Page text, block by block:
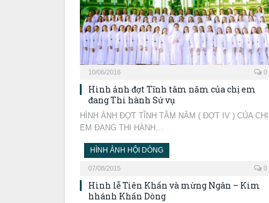
10/06/2016 0
Hình ảnh đợt Tĩnh tâm năm của chị em
đang Thi hành Sứ vụ
HÌNH ẢNH ĐỢT TĨNH TÂM NĂM ( ĐỢT IV ) CỦA CHỊ
EM ĐANG THI HÀNH…
HÌNH ẢNH HỘI DÒNG
07/08/2015 0
Hình lễ Tiên Khấn và mừng Ngân – Kim
hhánh Khấn Dòng